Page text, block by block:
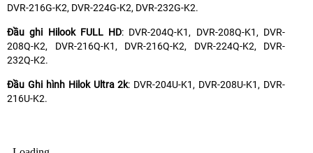
DVR-216G-K2, DVR-224G-K2, DVR-232G-K2.
Đầu ghi Hilook FULL HD: DVR-204Q-K1, DVR-208Q-K1, DVR-
208Q-K2, DVR-216Q-K1, DVR-216Q-K2, DVR-224Q-K2, DVR-
232Q-K2.
Đầu Ghi hình Hilok Ultra 2k: DVR-204U-K1, DVR-208U-K1, DVR-
216U-K2.